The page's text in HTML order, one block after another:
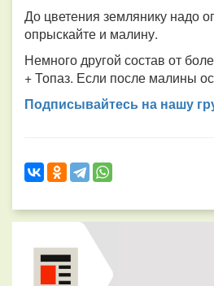
До цветения землянику надо
опрыскайте и малину.
Немного другой состав от
+ Топаз. Если после малины
Подписывайтесь на нашу